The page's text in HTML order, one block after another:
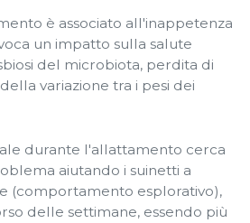
è associato all'inappetenza
un impatto sulla salute
del microbiota, perdita di
variazione tra i pesi dei
durante l'allattamento cerca
aiutando i suinetti a
(comportamento esplorativo),
delle settimane, essendo più